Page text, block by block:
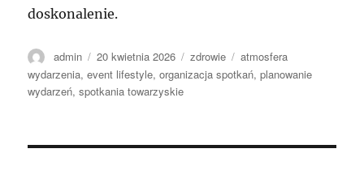
doskonalenie.
Autor
admin
Data
publikacji
20 kwietnia 2026 Kategorie
zdrowie Tagi
atmosfera
wydarzenia,event lifestyle,organizacja spotkań,planowanie
wydarzeń,spotkania towarzyskie